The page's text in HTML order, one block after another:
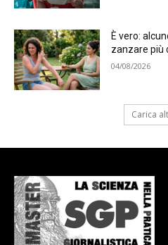
È vero:
zanzare più
04/08/2026
Carica